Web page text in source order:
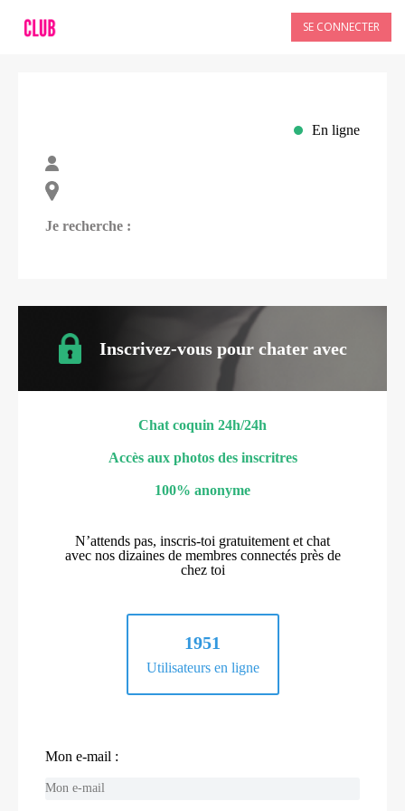
SE CONNECTER
En ligne
Je recherche :
Inscrivez-vous pour chater avec
Chat coquin 24h/24h
Accès aux photos des inscritres
100% anonyme
N’attends pas, inscris-toi gratuitement et chat
avec nos dizaines de membres connectés près de
chez toi
1951
Utilisateurs en ligne
Mon e-mail :